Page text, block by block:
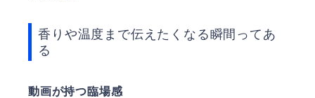
香りや温度まで伝えたくなる瞬間ってあ
る
動画が持つ臨場感